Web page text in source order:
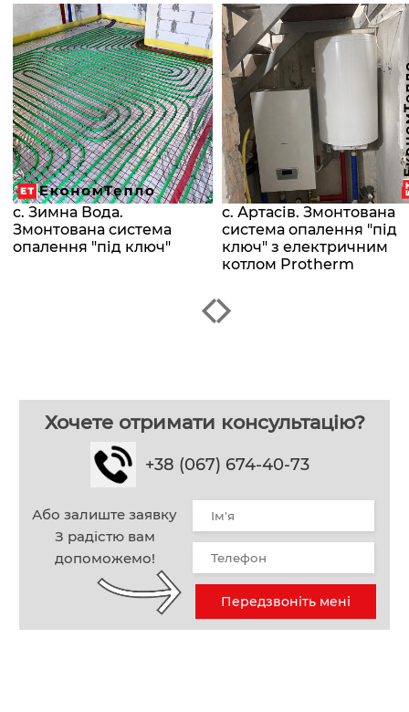
с. Зимна Вода.
Змонтована система
опалення "під ключ"
с. Артасів. Змонтована
система опалення "під
ключ" з електричним
котлом Protherm
Хочете отримати консультацію?
+38 (067) 674-40-73
Або залиште заявку
З радістю вам
допоможемо!
Передзвоніть мені